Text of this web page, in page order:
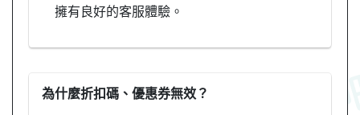
擁有良好的客服體驗。
為什麼折扣碼、優惠券無效？